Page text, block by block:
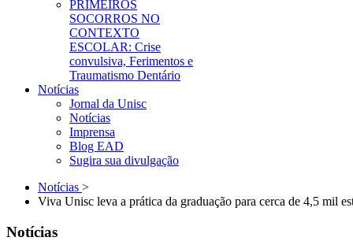
PRIMEIROS
SOCORROS NO
CONTEXTO
ESCOLAR: Crise
convulsiva, Ferimentos e
Traumatismo Dentário
Notícias
Jornal da Unisc
Notícias
Imprensa
Blog EAD
Sugira sua divulgação
Notícias >
Viva Unisc leva a prática da graduação para cerca de 4,5 mil
Notícias